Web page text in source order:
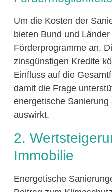
Um die Kosten der
bieten Bund und
Förderprogramme an.
zinsgünstigen Kredite
Einfluss auf die
damit die Frage
energetische Sanierung
auswirkt.
2.
Immobilie
Energetische